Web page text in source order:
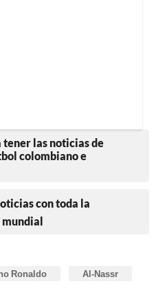
tener las noticias de
colombiano e
con toda la
Ronaldo Al-Nassr